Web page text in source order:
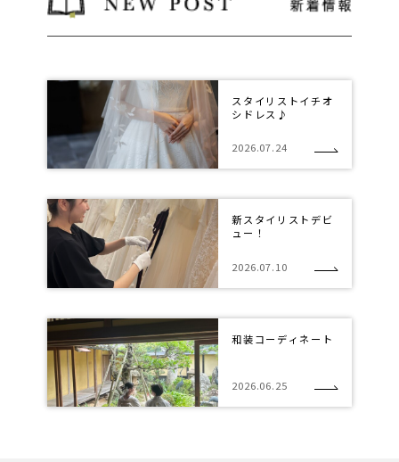
スタイリストイチオ
シドレス♪
2026.07.24
新スタイリストデビ
ュー！
2026.07.10
和装コーディネート
2026.06.25